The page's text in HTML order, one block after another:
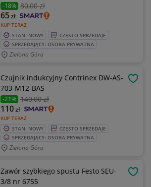
-18% 80,00 zł
KUP TERAZ
65zł
STAN: NOWY
CZĘSTO SPRZEDAJE
SPRZEDAJĄCY: OSOBA PRYWATNA
Zielona Góra
Czujnik indukcyjny Contrinex DW-AS-
703-M12-BAS
-21% 140,00 zł
KUP TERAZ
110zł
STAN: NOWY
CZĘSTO SPRZEDAJE
SPRZEDAJĄCY: OSOBA PRYWATNA
Zielona Góra
Zawór szybkiego spustu Festo SEU-
3/8 nr 6755